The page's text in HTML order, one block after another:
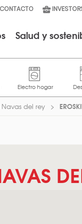
CONTACTO
Salud y
Navas del rey